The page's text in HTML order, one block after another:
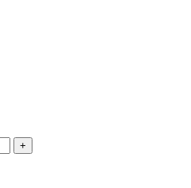
+